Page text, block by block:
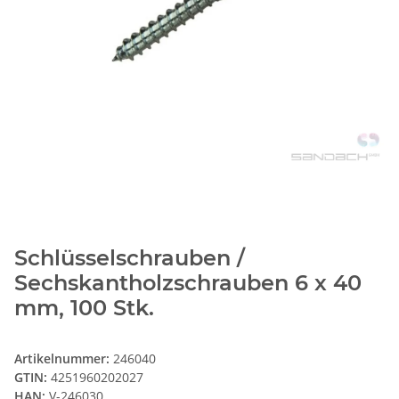
Schlüsselschrauben /
Sechskantholzschrauben 6 x 40
mm, 100 Stk.
Artikelnummer: 246040
GTIN: 4251960202027